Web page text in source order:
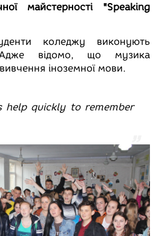
майстерності "Speaking
коледжу виконують
Адже відомо, що музика
іноземної мови.
help quickly to remember